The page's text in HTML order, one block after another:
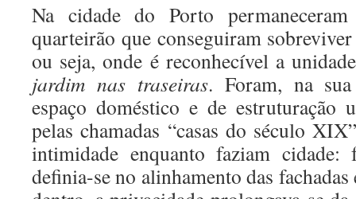
Na cidade do Porto
quarteirão que conseguiram
ou seja, onde é reconhecível a
jardim nas traseiras. Foram, na
espaço doméstico e de estruturação
pelas chamadas “casas do século
intimidade enquanto faziam
definia-se no alinhamento das